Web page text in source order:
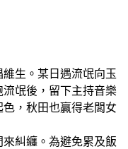
生。某日遇流氓向玉
氓後，留下主持音樂
，秋田也贏得老闆女
糾纏。為避免累及飯